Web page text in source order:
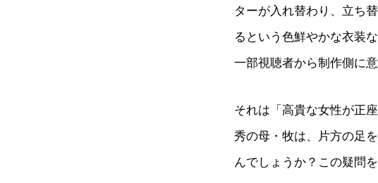
ターが入れ替わり、立ち
るという色鮮やかな衣装
一部視聴者から制作側に
それは「高貴な女性が正
秀の母・牧は、片方の足
んでしょうか？この疑問